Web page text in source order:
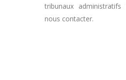
tribunaux
nous contacter.